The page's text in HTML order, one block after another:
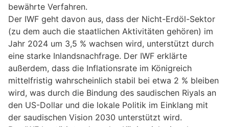
bewährte Verfahren.
Der IWF geht davon aus, dass der Nicht-Erdöl-Sektor
(zu dem auch die staatlichen Aktivitäten gehören) im
Jahr 2024 um 3,5 % wachsen wird, unterstützt durch
eine starke Inlandsnachfrage. Der IWF erklärte
außerdem, dass die Inflationsrate im Königreich
mittelfristig wahrscheinlich stabil bei etwa 2 % bleiben
wird, was durch die Bindung des saudischen Riyals an
den US-Dollar und die lokale Politik im Einklang mit
der saudischen Vision 2030 unterstützt wird.